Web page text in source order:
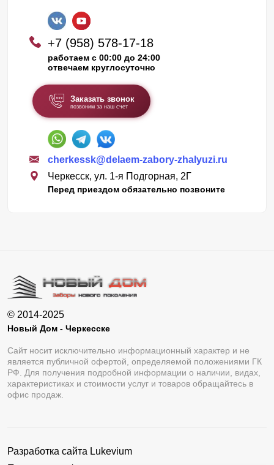
+7 (958) 578-17-18
работаем с 00:00 до 24:00
отвечаем круглосуточно
Заказать звонок
позвоним за наш счет
cherkessk@delaem-zabory-zhalyuzi.ru
Черкесск, ул. 1-я Подгорная, 2Г
Перед приездом обязательно позвоните
© 2014-2025
Новый Дом - Черкесске
Сайт носит исключительно информационный характер и не
является публичной офертой, определяемой положениями ГК
РФ. Для получения подробной информации о наличии, видах,
характеристиках и стоимости услуг и товаров обращайтесь в
офис продаж.
Разработка сайта Lukevium